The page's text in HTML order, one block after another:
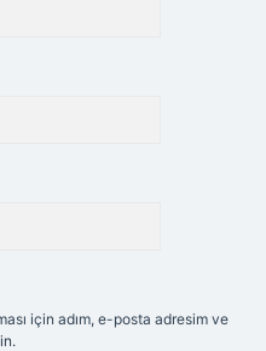
için adım, e-posta adresim ve